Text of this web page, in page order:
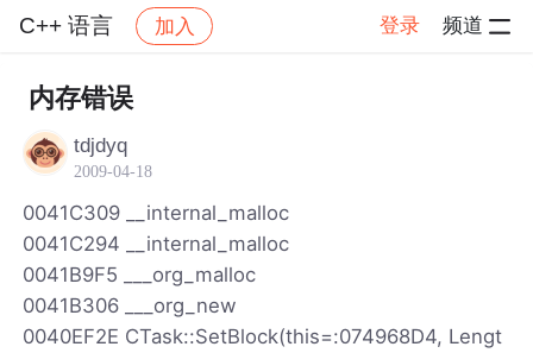
C++ 语言 加入 登录 频道
社区 C++ 语言
内存错误
tdjdyq
2009-04-18
0041C309 __internal_malloc
0041C294 __internal_malloc
0041B9F5 ___org_malloc
0041B306 ___org_new
0040EF2E CTask::SetBlock(this=:074968D4, Lengt